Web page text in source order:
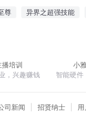
尊 异界之超强技能
播培训
，兴趣赚钱
小
智能硬件
司新闻 招贤纳士